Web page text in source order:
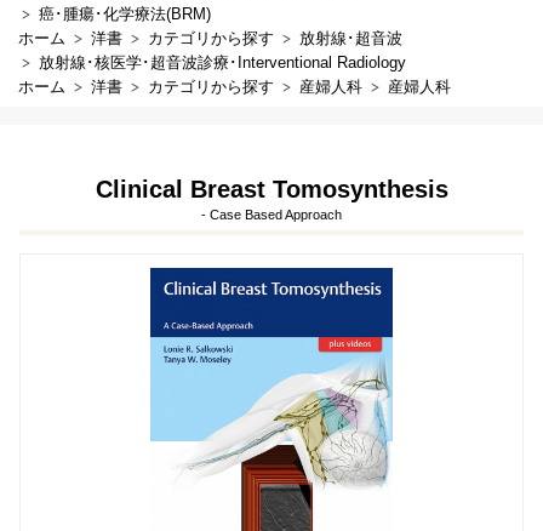
癌･腫瘍･化学療法(BRM)
ホーム
洋書 カテゴリから探す
放射線･超音波
放射線･核医学･超音波診療･Interventional Radiology
ホーム
洋書 カテゴリから探す 産婦人科 産婦人科
Clinical Breast Tomosynthesis
- Case Based Approach